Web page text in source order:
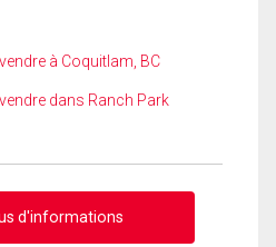
à Coquitlam, BC
dans Ranch Park
d'informations